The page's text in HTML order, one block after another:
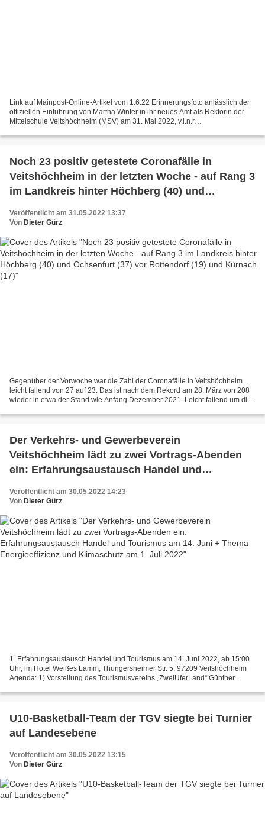
Link auf Mainpost-Online-Artikel vom 1.6.22 Erinnerungsfoto anlässlich der
offiziellen Einführung von Martha Winter in ihr neues Amt als Rektorin der
Mittelschule Veitshöchheim (MSV) am 31. Mai 2022, v.l.n.r
Noch 23 positiv getestete Coronafälle in
Veitshöchheim in der letzten Woche - auf Rang 3
im Landkreis hinter Höchberg (40) und
(17)
Veröffentlicht am 31.05.2022 13:37
Von Dieter Gürz
Gegenüber der Vorwoche war die Zahl der Coronafälle in Veitshöchheim
leicht fallend von 27 auf 23. Das ist nach dem Rekord am 28. März von 208
wieder in etwa der Stand wie Anfang Dezember 2021. Leicht fallend um die
Der Verkehrs- und Gewerbeverein
Veitshöchheim lädt zu zwei Vortrags-Abenden
ein: Erfahrungsaustausch Handel und
und Klimaschutz am 1. Juli 2022
Veröffentlicht am 30.05.2022 14:23
Von Dieter Gürz
1. Erfahrungsaustausch Handel und Tourismus am 14. Juni 2022, ab 15:00
Uhr, im Hotel Weißes Lamm, Thüngersheimer Str. 5, 97209 Veitshöchheim
Agenda: 1) Vorstellung des Tourismusvereins „ZweiUferLand“ Günther
U10-Basketball-Team der TGV siegte bei Turnier
auf Landesebene
Veröffentlicht am 30.05.2022 13:15
Von Dieter Gürz